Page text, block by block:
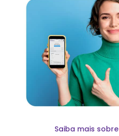
Saiba mais sobre